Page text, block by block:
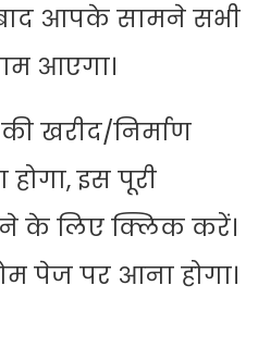
आपके सामने सभी
आएगा।
खरीद/निर्माण
इस पूरी
के लिए क्लिक करें।
पेज पर आना होगा।